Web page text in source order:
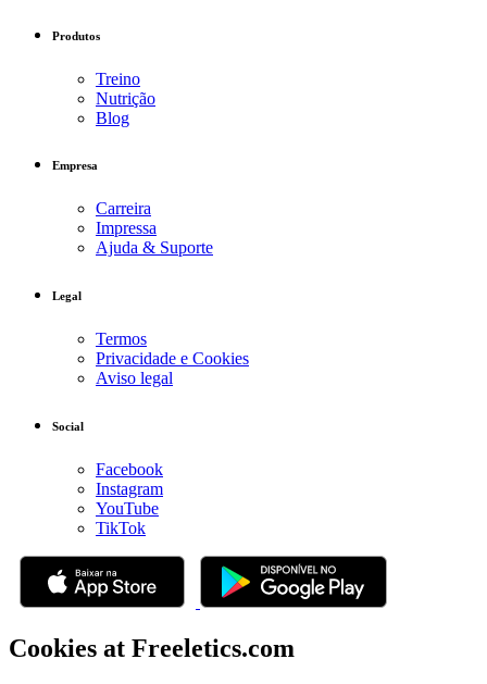
Produtos
Treino
Nutrição
Blog
Empresa
Carreira
Impressa
Ajuda & Suporte
Legal
Termos
Privacidade e Cookies
Aviso legal
Social
Facebook
Instagram
YouTube
TikTok
Cookies at Freeletics.com